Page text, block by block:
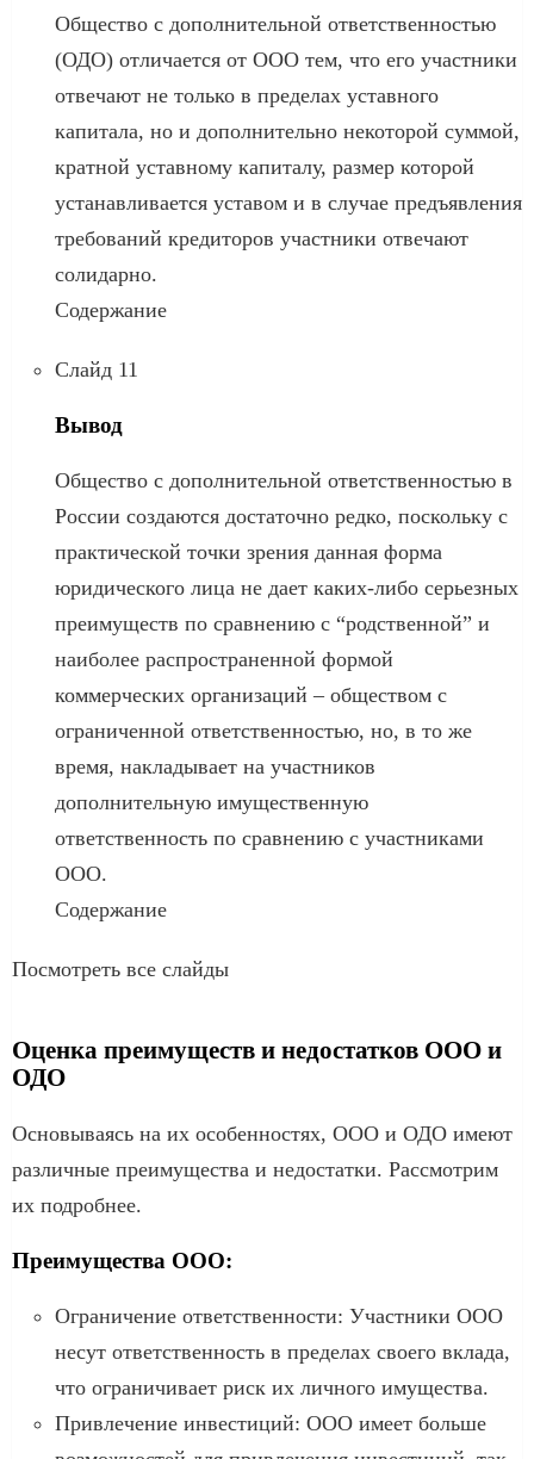
Общество с дополнительной ответственностью
(ОДО) отличается от ООО тем, что его участники
отвечают не только в пределах уставного
капитала, но и дополнительно некоторой суммой,
кратной уставному капиталу, размер которой
устанавливается уставом и в случае предъявления
требований кредиторов участники отвечают
солидарно.
Содержание
Слайд 11
Вывод
Общество с дополнительной ответственностью в
России создаются достаточно редко, поскольку с
практической точки зрения данная форма
юридического лица не дает каких-либо серьезных
преимуществ по сравнению с “родственной” и
наиболее распространенной формой
коммерческих организаций – обществом с
ограниченной ответственностью, но, в то же
время, накладывает на участников
дополнительную имущественную
ответственность по сравнению с участниками
ООО.
Содержание
Посмотреть все слайды
Оценка преимуществ и недостатков ООО и
ОДО
Основываясь на их особенностях, ООО и ОДО имеют
различные преимущества и недостатки. Рассмотрим
их подробнее.
Преимущества ООО:
Ограничение ответственности: Участники ООО
несут ответственность в пределах своего вклада,
что ограничивает риск их личного имущества.
Привлечение инвестиций: ООО имеет больше